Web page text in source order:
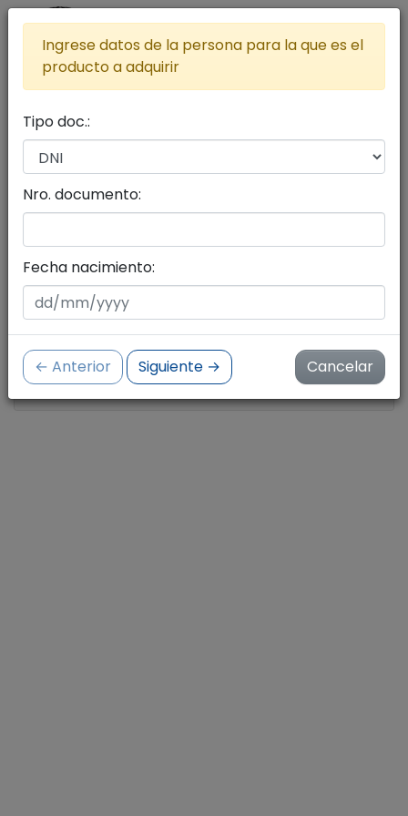
Lista de productos a adquirir
de compras
Cantidad de productos:
0
Importe:
$ 0.00
Ingrese datos de la persona para la que es el
producto a adquirir
Tipo doc.:
Nro. documento:
Fecha nacimiento:
← Anterior Siguiente → Cancelar